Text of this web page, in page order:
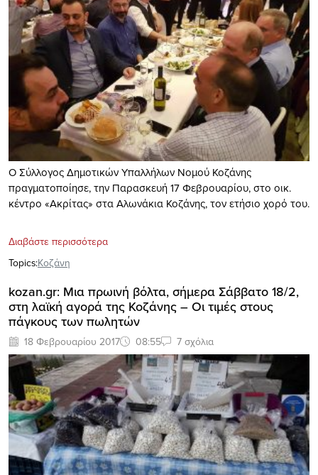
Ο Σύλλογος Δημοτικών Υπαλλήλων Νομού Κοζάνης
πραγματοποίησε, την Παρασκευή 17 Φεβρουαρίου, στο οικ.
κέντρο «Ακρίτας» στα Αλωνάκια Κοζάνης, τον ετήσιο χορό του.
Διαβάστε περισσότερα
Topics:Κοζάνη
kozan.gr: Μια πρωινή βόλτα, σήμερα Σάββατο 18/2,
στη λαϊκή αγορά της Κοζάνης – Οι τιμές στους
πάγκους των πωλητών
18 Φεβρουαρίου 2017 08:55 7 σχόλια